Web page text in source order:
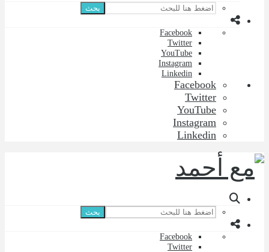
بحث
Facebook
Twitter
YouTube
Instagram
Linkedin
Facebook
Twitter
YouTube
Instagram
Linkedin
بحث
Facebook
Twitter